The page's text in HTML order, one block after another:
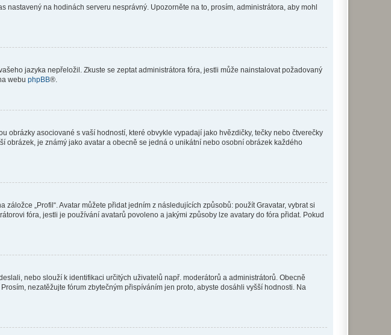
na hodinách serveru nesprávný. Upozorněte na to, prosím, administrátora, aby mohl
jazyka nepřeložil. Zkuste se zeptat administrátora fóra, jestli může nainstalovat požadovaný
webu phpBB®.
obrázky asociované s vaší hodností, které obvykle vypadají jako hvězdičky, tečky nebo čtverečky
je známý jako avatar a obecně se jedná o unikátní nebo osobní obrázek každého
„Profil“. Avatar můžete přidat jedním z následujících způsobů: použít Gravatar, vybrat si
fóra, jestli je používání avatarů povoleno a jakými způsoby lze avatary do fóra přidat. Pokud
nebo slouží k identifikaci určitých uživatelů např. moderátorů a administrátorů. Obecně
nezatěžujte fórum zbytečným přispíváním jen proto, abyste dosáhli vyšší hodnosti. Na